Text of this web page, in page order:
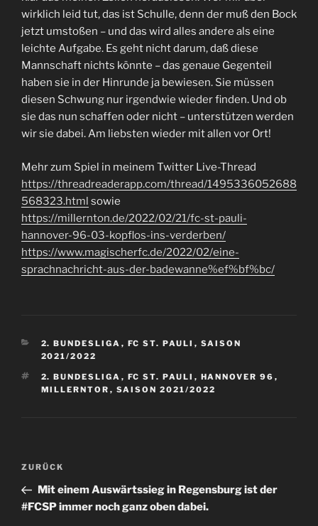
wirklich leid tut, das ist Schulle, denn der muß den Bock
jetzt umstoßen – und das wird alles andere als eine
leichte Aufgabe. Es geht nicht darum, daß diese
Mannschaft nichts könnte – das genaue Gegenteil
haben sie in der Hinrunde ja bewiesen. Sie müssen
diesen Schwung nur irgendwie wieder finden. Und ob
sie das nun schaffen oder nicht – unterstützen werden
wir sie dabei. Am liebsten wieder mit allen vor Ort!
Mehr zum Spiel in meinem Twitter Live-Thread
https://threadreaderapp.com/thread/1495336052688
568323.html sowie
https://millernton.de/2022/02/21/fc-st-pauli-
hannover-96-03-kopflos-ins-verderben/
https://www.magischerfc.de/2022/02/eine-
sprachnachricht-aus-der-badewanne%ef%bf%bc/
KATEGORIEN
2. BUNDESLIGA , FC ST. PAULI , SAISON
2021/2022
SCHLAGWÖRTER
2. BUNDESLIGA , FC ST. PAULI , HANNOVER 96 ,
MILLERNTOR , SAISON 2021/2022
Beitragsnavigation
Vorheriger
Beitrag
ZURÜCK
Mit einem Auswärtssieg in Regensburg ist der
#FCSP immer noch ganz oben dabei.